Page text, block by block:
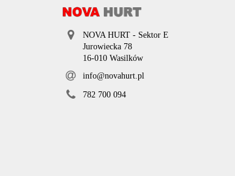
NOVA HURT - Sektor E
Jurowiecka 78
16-010 Wasilków
info@novahurt.pl
782 700 094